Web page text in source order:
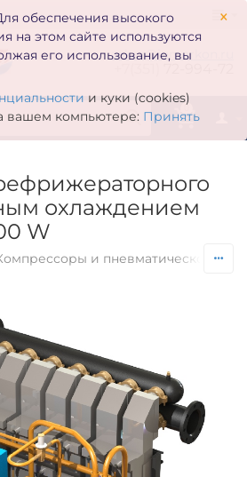
×
обеспечения высокого
на этом сайте используются
его использование, вы
и куки (cookies)
вашем компьютере: Принять
zakaz@inmarkon.ru
0
охлаждением
W
и пневматическое